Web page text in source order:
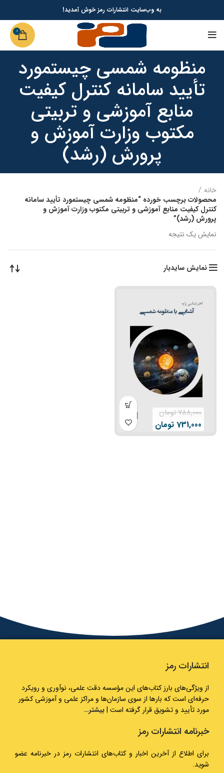
به وب‌سایت انتشارات رمز خوش آمدید!
0
منظومه شمسی چیستمورد
تأیید سامانه کنترل کیفیت
منابع آموزشی و تربیتی
مکتوب وزارت آموزش و
پرورش (رشد)
خانه
محصولات برچسب خورده “منظومه شمسی چیستمورد تأیید سامانه
کنترل کیفیت منابع آموزشی و تربیتی مکتوب وزارت آموزش و
پرورش (رشد)”
نمایش یک نتیجه
نمایش سایدبار
788,000تومان
731,000 تومان
انتشارات رمز
از ویژگی‌های بارز کتاب‌های این مؤسسه دقت علمی، نوآوری و رویکرد
حرفه‌ای است که بارها از سوی سازمان‌ها و مراکز علمی و آموزشی کشور
مورد تأیید و تشویق قرار گرفته است |بیشتر…
خبرنامه انتشارات رمز
برای اطلاع از آخرین اخبار و کتاب‌های انتشارات رمز در خبرنامه عضو
شوید.